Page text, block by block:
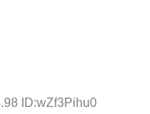
ID:wZf3Pihu0